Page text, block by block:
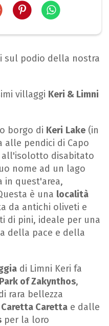
sul podio della nostra
villaggi Keri & Limni
borgo di Keri Lake (in
alle pendici di Capo
all'isolotto disabitato
nome ad un lago
in quest'area,
è una località
da antichi oliveti e
di pini, ideale per una
della pace e della
di Limni Keri fa
of Zakynthos,
rara bellezza
Caretta e dalle
per la loro